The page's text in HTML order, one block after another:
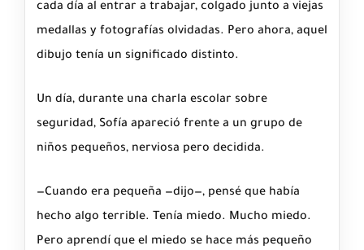
cada día al entrar a trabajar, colgado junto a viejas
medallas y fotografías olvidadas. Pero ahora, aquel
dibujo tenía un significado distinto.
Un día, durante una charla escolar sobre
seguridad, Sofía apareció frente a un grupo de
niños pequeños, nerviosa pero decidida.
—Cuando era pequeña —dijo—, pensé que había
hecho algo terrible. Tenía miedo. Mucho miedo.
Pero aprendí que el miedo se hace más pequeño